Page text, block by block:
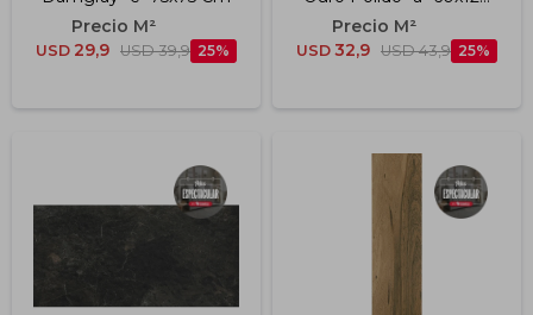
USD 29,9 USD 39,9 25
Cm
USD 32,9 USD 43,9 25